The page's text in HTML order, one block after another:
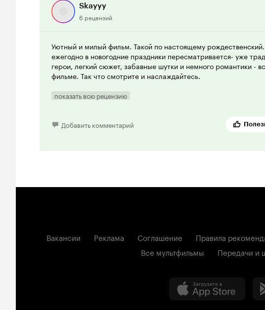
Skayyy
6 рецензий
Уютный и милый фильм. Такой по настоящему
ежегодно в новогодние праздники пересматривается- уже
герои, легкий сюжет, забавные шутки и немного романтики -
фильме. Так что смотрите и наслаждайтесь.
показать всю рецензию
Добавить комментарий
Вакансии Реклама Соглашение Правила
Все мультфильмы
Передачи и